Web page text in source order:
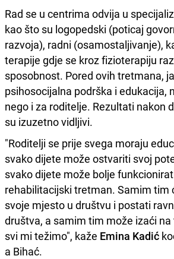
Rad se u centrima odvija u
kao što su logopedski (poticaj
razvoja), radni (osamostaljivanje),
terapije gdje se kroz fizioterapiju
sposobnost. Pored ovih tretmana,
psihosocijalna podrška i edukacija,
nego i za roditelje. Rezultati nakon
su izuzetno vidljivi.
"Roditelji se prije svega moraju
svako dijete može ostvariti svoj
svako dijete može bolje
rehabilitacijski tretman. Samim tim
svoje mjesto u društvu i postati
društva, a samim tim može izaći
svi mi težimo", kaže Emina Kadić
a Bihać.